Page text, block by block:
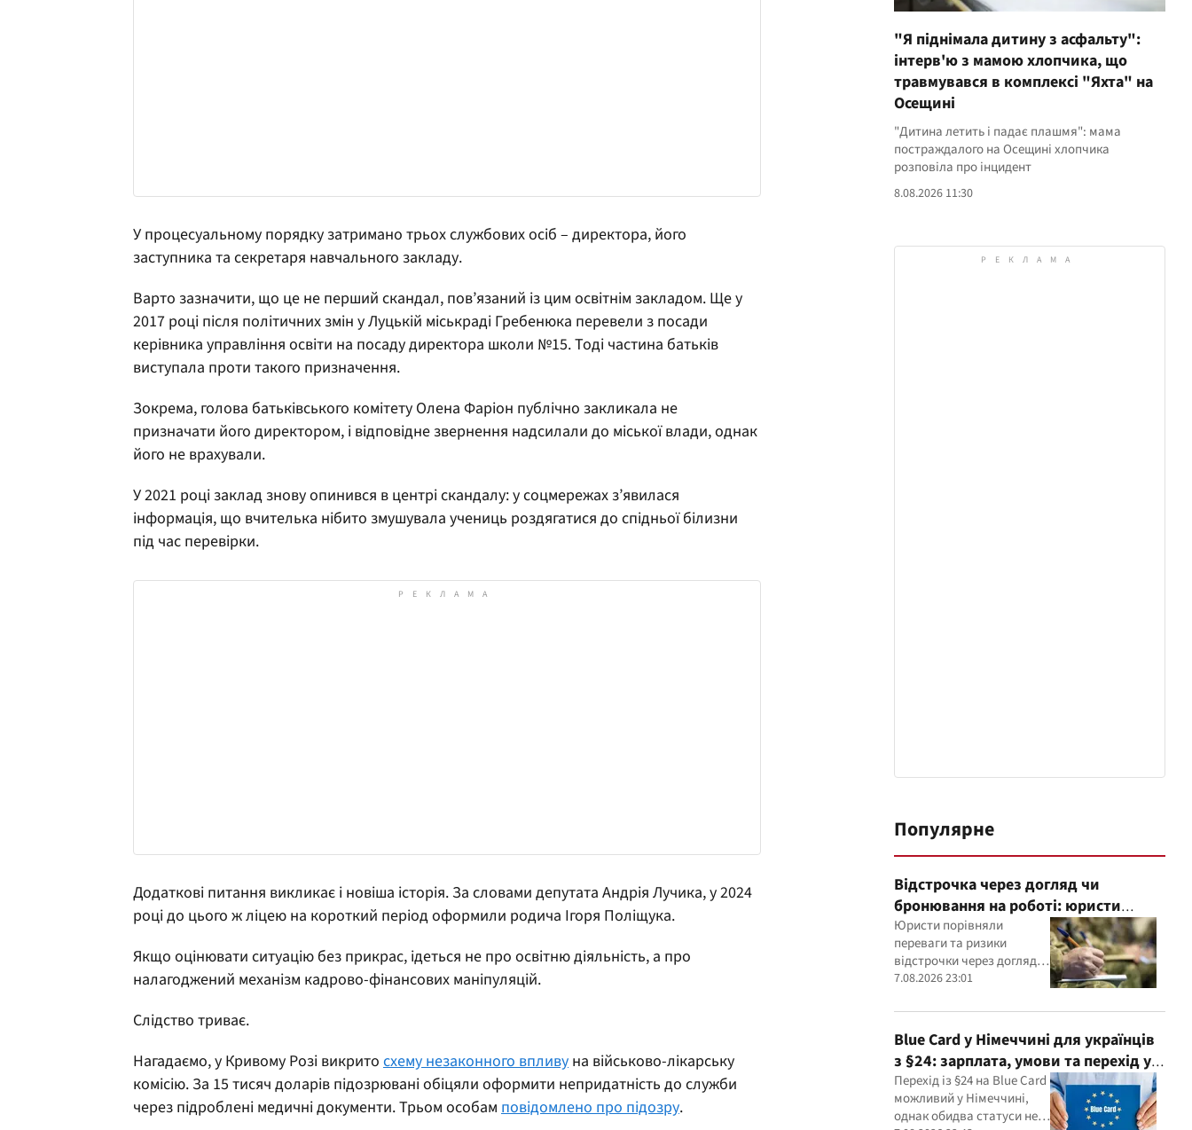
У процесуальному порядку затримано трьох службових осіб – директора, його
заступника та секретаря навчального закладу.
Варто зазначити, що це не перший скандал, пов’язаний із цим освітнім закладом. Ще у
2017 році після політичних змін у Луцькій міськраді Гребенюка перевели з посади
керівника управління освіти на посаду директора школи №15. Тоді частина батьків
виступала проти такого призначення.
Зокрема, голова батьківського комітету Олена Фаріон публічно закликала не
призначати його директором, і відповідне звернення надсилали до міської влади, однак
його не врахували.
У 2021 році заклад знову опинився в центрі скандалу: у соцмережах з’явилася
інформація, що вчителька нібито змушувала учениць роздягатися до спідньої білизни
під час перевірки.
Додаткові питання викликає і новіша історія. За словами депутата Андрія Лучика, у 2024
році до цього ж ліцею на короткий період оформили родича Ігоря Поліщука.
Якщо оцінювати ситуацію без прикрас, ідеться не про освітню діяльність, а про
налагоджений механізм кадрово-фінансових маніпуляцій.
Слідство триває.
Нагадаємо, у Кривому Розі викрито схему незаконного впливу на військово-лікарську
комісію. За 15 тисяч доларів підозрювані обіцяли оформити непридатність до служби
через підроблені медичні документи. Трьом особам повідомлено про підозру.
"Я піднімала дитину з асфальту":
інтерв'ю з мамою хлопчика, що
травмувався в комплексі "Яхта" на
Осещині
"Дитина летить і падає плашмя": мама
постраждалого на Осещині хлопчика
розповіла про інцидент
8.08.2026 11:30
Популярне
Відстрочка через догляд чи
бронювання на роботі: юристи
пояснили, що надійніше
Юристи порівняли
переваги та ризики
відстрочки через догляд і
бронювання працівника
підприємством
7.08.2026 23:01
Blue Card у Німеччині для українців
з §24: зарплата, умови та перехід у
2026 році
Перехід із §24 на Blue Card
можливий у Німеччині,
однак обидва статуси не